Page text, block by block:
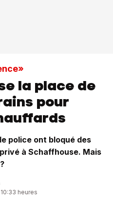
la place de
pour
police ont bloqué des
à Schaffhouse. Mais
heures